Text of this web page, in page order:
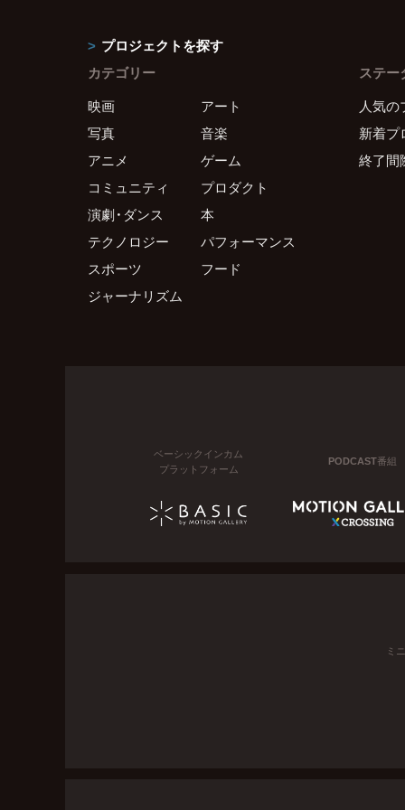
プロジェクトを探す
カテゴリー
映画
アート
写真
音楽
アニメ
ゲーム
コミュニティ
プロダクト
演劇・ダンス
本
テクノロジー
パフォーマンス
スポーツ
フード
ジャーナリズム
ステー
人気の
新着プ
終了間
ベーシックインカム
プラットフォーム
PODCAST番組
ミ